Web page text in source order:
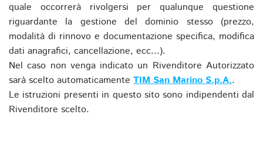
quale occorrerà rivolgersi per qualunque questione
riguardante la gestione del dominio stesso (prezzo,
modalità di rinnovo e documentazione specifica, modifica
dati anagrafici, cancellazione, ecc...).
Nel caso non venga indicato un Rivenditore Autorizzato
sarà scelto automaticamente TIM San Marino S.p.A..
Le istruzioni presenti in questo sito sono indipendenti dal
Rivenditore scelto.